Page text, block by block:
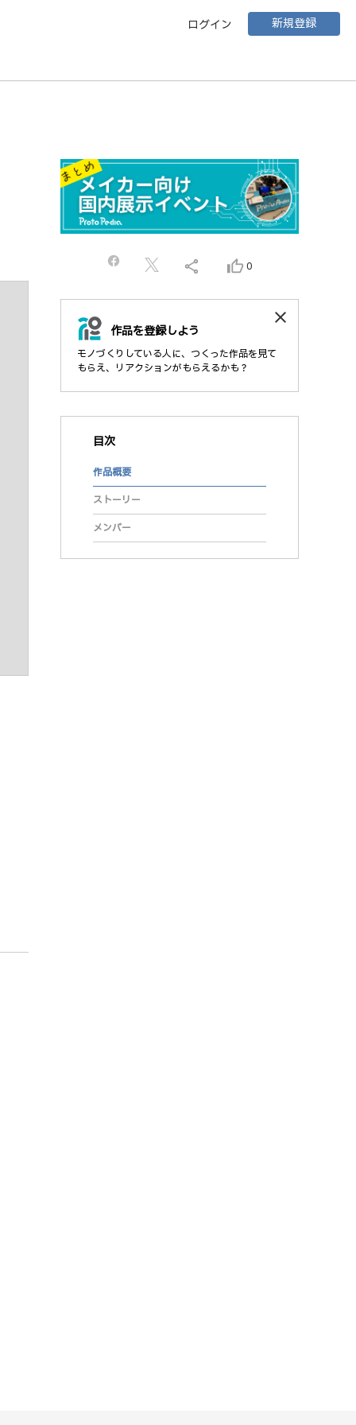
ログイン 新規登録
share thumb_up_alt 0
作品を登録しよう
モノづくりしている人に、つくった作品を見て
もらえ、リアクションがもらえるかも？
close
目次
作品概要
ストーリー
メンバー